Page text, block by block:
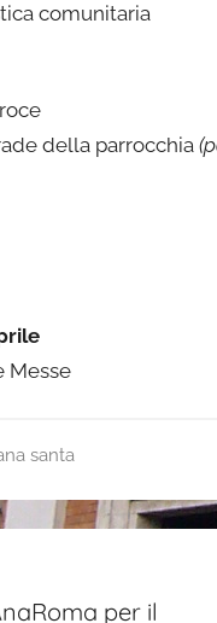
comunitaria
della parrocchia
Messe
santa
per il